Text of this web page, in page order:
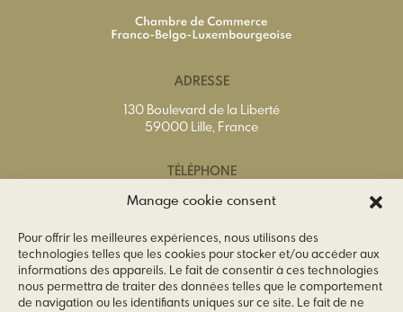
Manage cookie consent
Pour offrir les meilleures expériences, nous utilisons des
technologies telles que les cookies pour stocker et/ou accéder aux
informations des appareils. Le fait de consentir à ces technologies
nous permettra de traiter des données telles que le comportement
de navigation ou les identifiants uniques sur ce site. Le fait de ne
ADRESSE
130 Boulevard de la Liberté
59000 Lille, France
TÉLÉPHONE
Tél.+33(0)3 20 74 65 40
EMAIL
info@ccfbl.fr